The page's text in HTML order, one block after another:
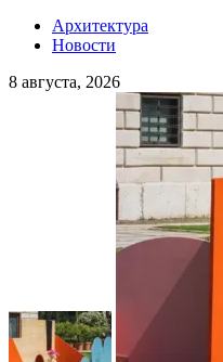
Архитектура
Новости
8 августа, 2026